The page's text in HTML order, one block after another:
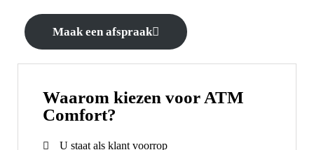
Maak een afspraak
Waarom kiezen voor ATM
Comfort?
U staat als klant voorrop